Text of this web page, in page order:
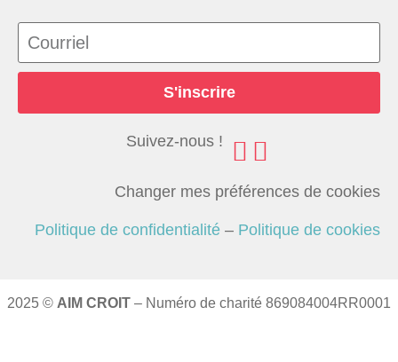
S'inscrire
Suivez-nous !
Changer mes préférences de cookies
Politique de confidentialité – Politique de cookies
2025 © AIM CROIT – Numéro de charité 869084004RR0001